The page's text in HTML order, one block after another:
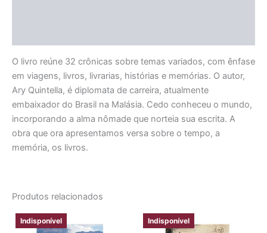
O livro reúne 32 crônicas sobre temas variados, com ênfase
em viagens, livros, livrarias, histórias e memórias. O autor,
Ary Quintella, é diplomata de carreira, atualmente
embaixador do Brasil na Malásia. Cedo conheceu o mundo,
incorporando a alma nômade que norteia sua escrita. A
obra que ora apresentamos versa sobre o tempo, a
memória, os livros.
Produtos relacionados
Indisponível Indisponível